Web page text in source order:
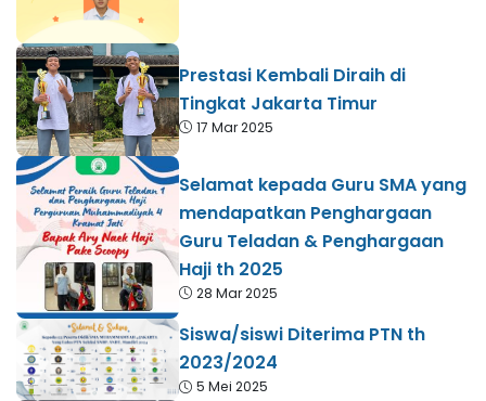
Prestasi Kembali Diraih di
Tingkat Jakarta Timur
17 Mar 2025
Selamat kepada Guru SMA yang
mendapatkan Penghargaan
Guru Teladan & Penghargaan
Haji th 2025
28 Mar 2025
Siswa/siswi Diterima PTN th
2023/2024
5 Mei 2025